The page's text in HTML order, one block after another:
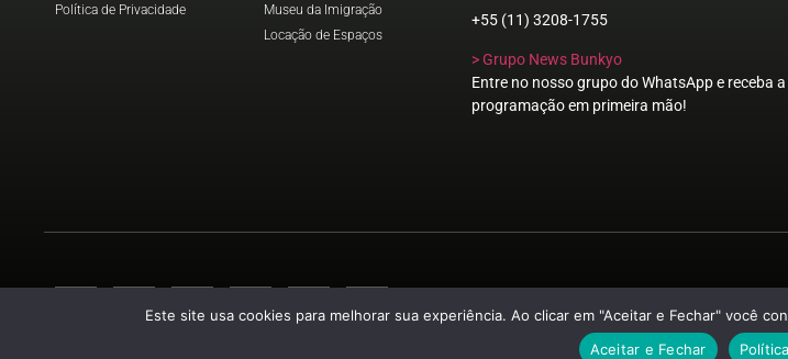
Política de Privacidade
Museu da Imigração
Locação de Espaços
+55 (11) 3208-1755
> Grupo News Bunkyo
Entre no nosso grupo do WhatsApp e receba a
programação em primeira mão!
Este site usa cookies para melhorar sua experiência. Ao clicar em "Aceitar e Fechar" você
Aceitar e Fechar